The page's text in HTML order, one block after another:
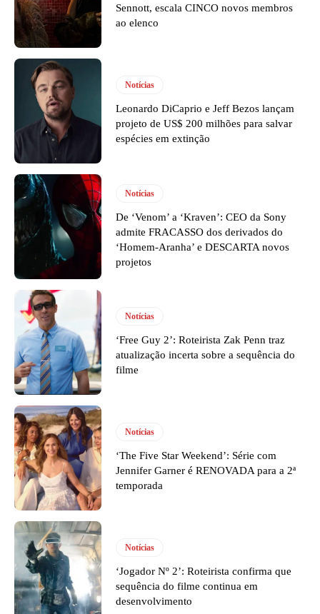
Sennott, escala CINCO novos membros
ao elenco
Notícias
Leonardo DiCaprio e Jeff Bezos lançam
projeto de US$ 200 milhões para salvar
espécies em extinção
Notícias
De ‘Venom’ a ‘Kraven’: CEO da Sony
admite FRACASSO dos derivados do
‘Homem-Aranha’ e DESCARTA novos
projetos
Notícias
‘Free Guy 2’: Roteirista Zak Penn traz
atualização incerta sobre a sequência do
filme
Notícias
‘The Five Star Weekend’: Série com
Jennifer Garner é RENOVADA para a 2ª
temporada
Notícias
‘Jogador Nº 2’: Roteirista confirma que
sequência do filme continua em
desenvolvimento